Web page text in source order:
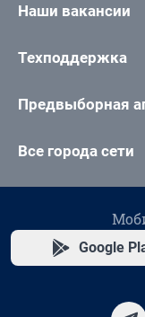
Наши вакансии
Техподдержка
Предвыборная
Все города сети
Google